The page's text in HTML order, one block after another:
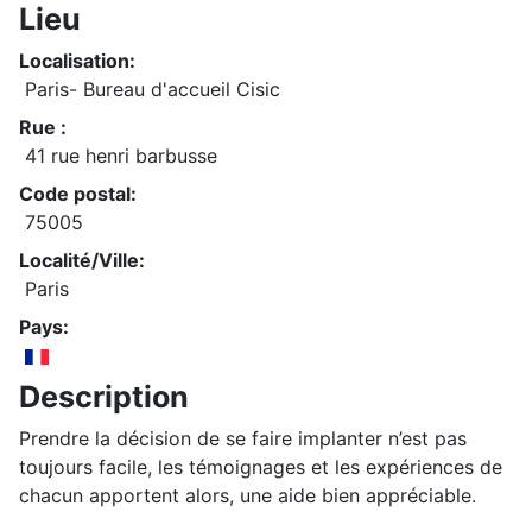
Lieu
Localisation:
Paris- Bureau d'accueil Cisic
Rue :
41 rue henri barbusse
Code postal:
75005
Localité/Ville:
Paris
Pays:
Description
Prendre la décision de se faire implanter n’est pas
toujours facile, les témoignages et les expériences de
chacun apportent alors, une aide bien appréciable.